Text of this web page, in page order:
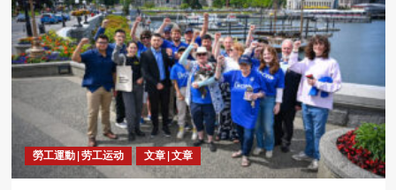
勞工運動 | 劳工运动 文章 | 文章